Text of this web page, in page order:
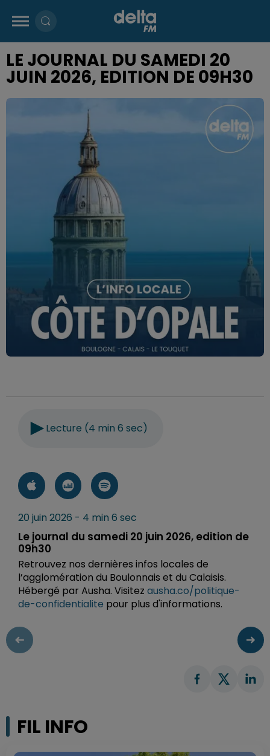
LE JOURNAL DU SAMEDI 20
JUIN 2026, EDITION DE 09H30
Lecture (4 min 6 sec)
20 juin 2026 - 4 min 6 sec
Le journal du samedi 20 juin 2026, edition de
09h30
Retrouvez nos dernières infos locales de
l’agglomération du Boulonnais et du Calaisis.
Hébergé par Ausha. Visitez ausha.co/politique-
de-confidentialite pour plus d'informations.
FIL INFO